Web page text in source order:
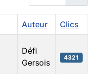
Auteur Clics
Défi
Gersois
4321